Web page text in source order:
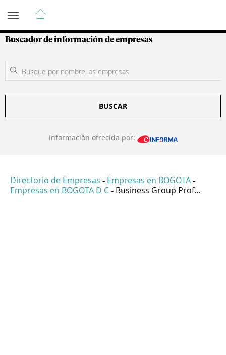
Guía de Empresas Colombianas
Buscador de información de empresas
BUSCAR
Información ofrecida por:
Directorio de Empresas - Empresas en BOGOTA -
Empresas en BOGOTA D C - Business Group Prof...